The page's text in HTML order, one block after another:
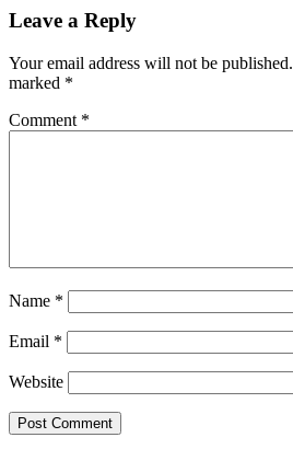
Leave a Reply
Your email address will not be published.
marked *
Comment *
Name *
Email *
Website